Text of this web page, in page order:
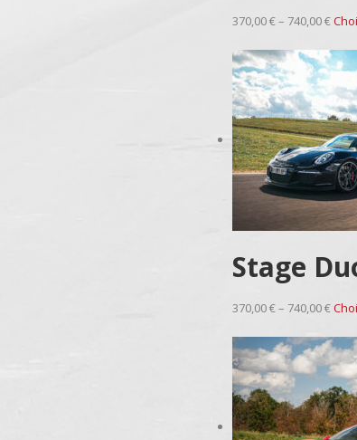
370,00 € – 740,00 €
Stage
370,00 € – 740,00 €